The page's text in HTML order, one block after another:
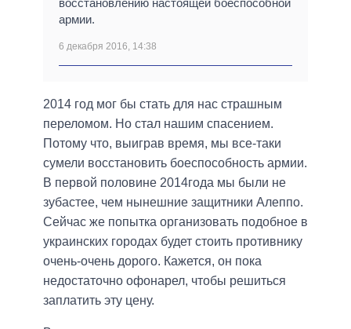
восстановлению настоящей боеспособной
армии.
6 декабря 2016, 14:38
2014 год мог бы стать для нас страшным
переломом. Но стал нашим спасением.
Потому что, выиграв время, мы все-таки
сумели восстановить боеспособность армии.
В первой половине 2014года мы были не
зубастее, чем нынешние защитники Алеппо.
Сейчас же попытка организовать подобное в
украинских городах будет стоить противнику
очень-очень дорого. Кажется, он пока
недостаточно офонарел, чтобы решиться
заплатить эту цену.